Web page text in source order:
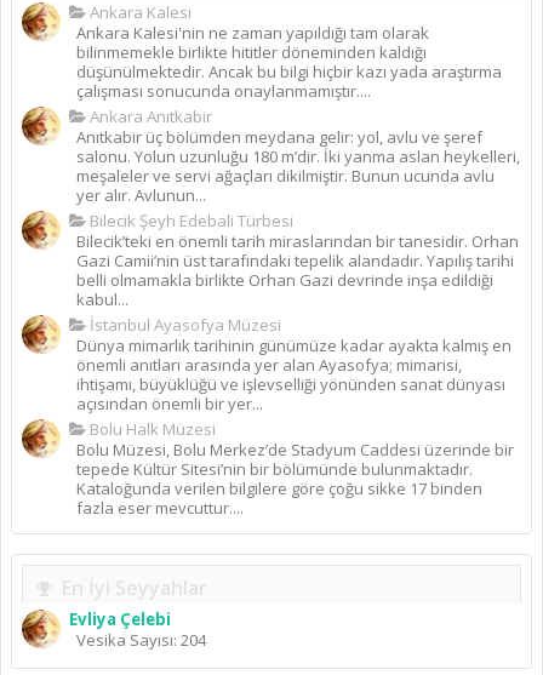
Ankara Kalesi
Ankara Kalesi'nin ne zaman yapıldığı tam olarak
bilinmemekle birlikte hititler döneminden kaldığı
düşünülmektedir. Ancak bu bilgi hiçbir kazı yada araştırma
çalışması sonucunda onaylanmamıştır....
Ankara Anıtkabir
Anıtkabir üç bölümden meydana gelir: yol, avlu ve şeref
salonu. Yolun uzunluğu 180 m’dir. İki yanma aslan heykelleri,
meşaleler ve servi ağaçları dikilmiştir. Bunun ucunda avlu
yer alır. Avlunun...
Bilecik Şeyh Edebali Türbesi
Bilecik’teki en önemli tarih miraslarından bir tanesidir. Orhan
Gazi Camii’nin üst tarafındaki tepelik alandadır. Yapılış tarihi
belli olmamakla birlikte Orhan Gazi devrinde inşa edildiği
kabul...
İstanbul Ayasofya Müzesi
Dünya mimarlık tarihinin günümüze kadar ayakta kalmış en
önemli anıtları arasında yer alan Ayasofya; mimarisi,
ihtişamı, büyüklüğü ve işlevselliği yönünden sanat dünyası
açısından önemli bir yer...
Bolu Halk Müzesi
Bolu Müzesi, Bolu Merkez’de Stadyum Caddesi üzerinde bir
tepede Kültür Sitesi’nin bir bölümünde bulunmaktadır.
Kataloğunda verilen bilgilere göre çoğu sikke 17 binden
fazla eser mevcuttur....
En İyi Seyyahlar
Evliya Çelebi
Vesika Sayısı: 204